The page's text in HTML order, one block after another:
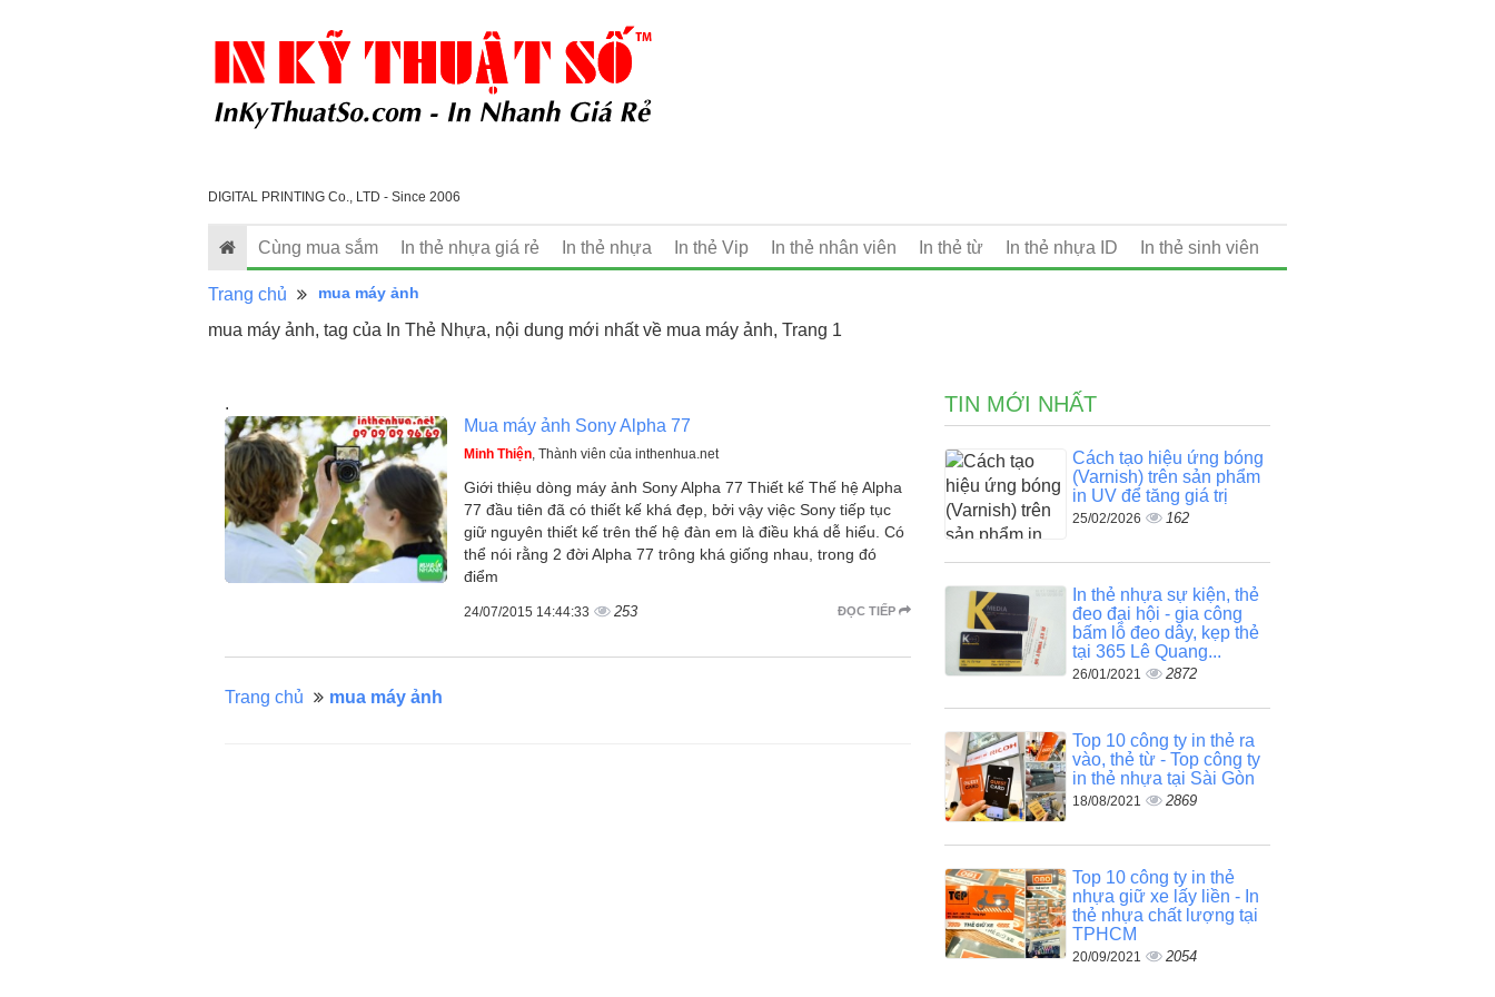
DIGITAL PRINTING Co., LTD - Since 2006
Cùng mua sắm In thẻ nhựa giá rẻ In thẻ nhựa In thẻ Vip In thẻ nhân viên In thẻ từ In thẻ nhựa ID In thẻ sinh viên
Trang chủ mua máy ảnh
mua máy ảnh, tag của In Thẻ Nhựa, nội dung mới nhất về mua máy ảnh, Trang 1
.
Mua máy ảnh Sony Alpha 77
Minh Thiện , Thành viên của inthenhua.net
Giới thiệu dòng máy ảnh Sony Alpha 77 Thiết kế Thế hệ Alpha
77 đầu tiên đã có thiết kế khá đẹp, bởi vậy việc Sony tiếp tục
giữ nguyên thiết kế trên thế hệ đàn em là điều khá dễ hiểu. Có
thể nói rằng 2 đời Alpha 77 trông khá giống nhau, trong đó
điểm
ĐỌC TIẾP
24/07/2015 14:44:33 253
Trang chủ mua máy ảnh
TIN MỚI NHẤT
Cách tạo hiệu ứng bóng
(Varnish) trên sản phẩm
in UV để tăng giá trị
25/02/2026 162
In thẻ nhựa sự kiện, thẻ
đeo đại hội - gia công
bấm lỗ đeo dây, kẹp thẻ
tại 365 Lê Quang...
26/01/2021 2872
Top 10 công ty in thẻ ra
vào, thẻ từ - Top công ty
in thẻ nhựa tại Sài Gòn
18/08/2021 2869
Top 10 công ty in thẻ
nhựa giữ xe lấy liền - In
thẻ nhựa chất lượng tại
TPHCM
20/09/2021 2054